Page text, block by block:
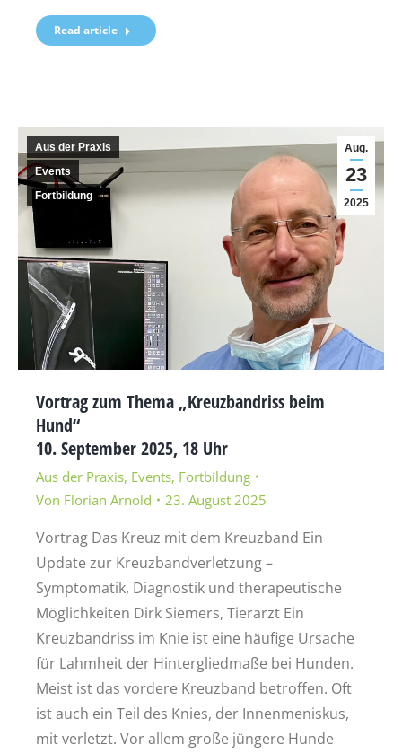
Read article
Aug.
23
2025
Aus der Praxis
Events
Fortbildung
Vortrag zum Thema „Kreuzbandriss beim
Hund“
10. September 2025, 18 Uhr
Aus der Praxis, Events, Fortbildung
Von Florian Arnold 23. August 2025
Vortrag Das Kreuz mit dem Kreuzband Ein
Update zur Kreuzbandverletzung –
Symptomatik, Diagnostik und therapeutische
Möglichkeiten Dirk Siemers, Tierarzt Ein
Kreuzbandriss im Knie ist eine häufige Ursache
für Lahmheit der Hintergliedmaße bei Hunden.
Meist ist das vordere Kreuzband betroffen. Oft
ist auch ein Teil des Knies, der Innenmeniskus,
mit verletzt. Vor allem große jüngere Hunde